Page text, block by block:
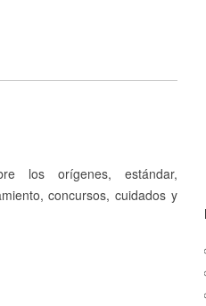
los orígenes, estándar,
concursos, cuidados y